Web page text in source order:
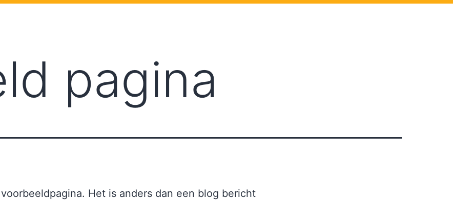
pagina
Het is anders dan een blog bericht